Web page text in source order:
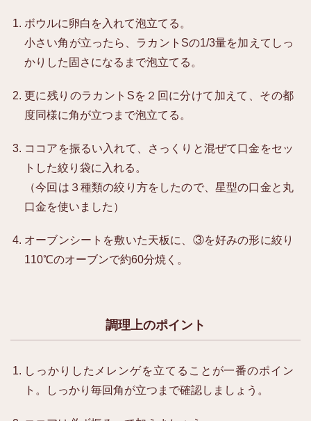
ボウルに卵白を入れて泡立てる。
小さい角が立ったら、ラカントSの1/3量を加えてしっ
かりした固さになるまで泡立てる。
更に残りのラカントSを２回に分けて加えて、その都
度同様に角が立つまで泡立てる。
ココアを振るい入れて、さっくりと混ぜて口金をセッ
トした絞り袋に入れる。
（今回は３種類の絞り方をしたので、星型の口金と丸
口金を使いました）
オーブンシートを敷いた天板に、③を好みの形に絞り
110℃のオーブンで約60分焼く。
調理上のポイント
しっかりしたメレンゲを立てることが一番のポイン
ト。しっかり毎回角が立つまで確認しましょう。